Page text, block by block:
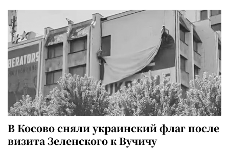
В Косово сняли украинский флаг после
визита Зеленского к Вучичу